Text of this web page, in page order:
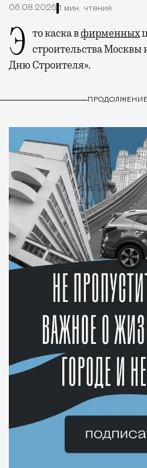
06.08.2026 1 мин. чтения
Это каска вфирменных
строительства Москвы
Дню Строителя».